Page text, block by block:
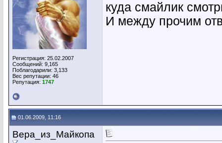
Регистрация: 25.02.2007
Сообщений: 9,165
Поблагодарили: 3,133
Вес репутации: 46
Репутация: 1747
куда смайлик
И между прочим
01.06.2009, 11:16
Вера_из_Майкопа